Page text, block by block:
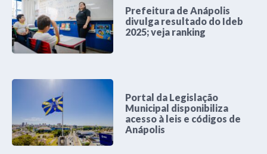
Prefeitura de Anápolis
divulga resultado do Ideb
2025; veja ranking
Portal da Legislação
Municipal disponibiliza
acesso à leis e códigos de
Anápolis